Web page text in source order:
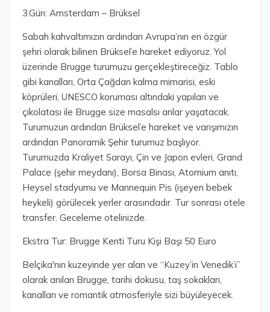
3.Gün: Amsterdam – Brüksel
Sabah kahvaltımızın ardından Avrupa’nın en özgür
şehri olarak bilinen Brüksel’e hareket ediyoruz. Yol
üzerinde Brugge turumuzu gerçekleştireceğiz. Tablo
gibi kanalları, Orta Çağdan kalma mimarisi, eski
köprüleri, UNESCO koruması altındaki yapıları ve
çikolatası ile Brugge size masalsı anlar yaşatacak.
Turumuzun ardından Brüksel’e hareket ve varışımızın
ardından Panoramik Şehir turumuz başlıyor.
Turumuzda Kraliyet Sarayı, Çin ve Japon evleri, Grand
Palace (şehir meydanı), Borsa Binası, Atomium anıtı,
Heysel stadyumu ve Mannequin Pis (işeyen bebek
heykeli) görülecek yerler arasındadır. Tur sonrası otele
transfer. Geceleme otelinizde.
Ekstra Tur: Brugge Kenti Turu Kişi Başı 50 Euro
Belçika'nın kuzeyinde yer alan ve “Kuzey’in Venedik’i”
olarak anılan Brugge, tarihi dokusu, taş sokakları,
kanalları ve romantik atmosferiyle sizi büyüleyecek.